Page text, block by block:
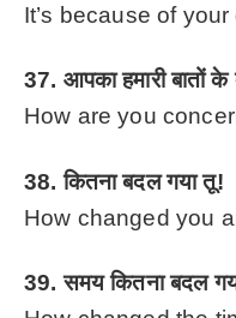
It’s because of
37. आपका हमारी बातों के
How are you
38. कितना बदल गया तू!
How changed you
39. समय कितना बदल